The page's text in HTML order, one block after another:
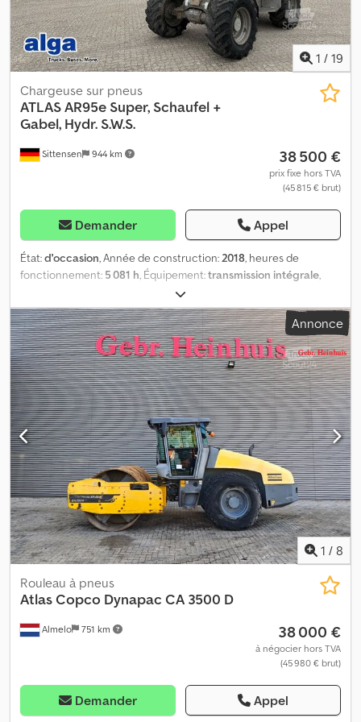
1 / 19
Sittensen 944 km
Chargeuse sur pneus
ATLASAR95e Super, Schaufel +
Gabel, Hydr. S.W.S.
38 500 €
prix fixe hors TVA
(45 815 € brut)
Demander Appel
État:d'occasion, Année de construction:2018, heures de
fonctionnement: 5 081 h, Équipement:transmission intégrale,
Godet de chargement env. 1,8 m³, système de changement rapide
hydraulique, fourche à palettes, bon état, le véhicule peut être
recouvert et/ou étiqueté de publicité. SI86211 Notre offre est
généralement sans nouveau contrôle technique TÜV. Si un
nouveau contrôle technique TÜV est souhaité, nous serons
heureux de vous transmettre une offre de nos ateliers
partenaires ! Le véhicule peut être recouvert et/ou étiqueté de
publicité. Nos conditions générales de livraison et de paiement
s'appliquent. Nous pouvons volontiers vous proposer une offre de
financement ou de leasing pour ce véhicule. N'hésitez pas à nous
contacter ! Dcsdpfx Aexb Id Rebyek
Annonce
1 / 8
Almelo 751 km
Rouleau à pneus
Atlas Copco Dynapac CA 3500 D
38 000 €
à négocier hors TVA
(45 980 € brut)
Demander Appel